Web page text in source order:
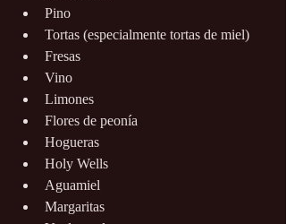
Pino
Tortas (especialmente tortas de miel)
Fresas
Vino
Limones
Flores de peonía
Hogueras
Holy Wells
Aguamiel
Margaritas